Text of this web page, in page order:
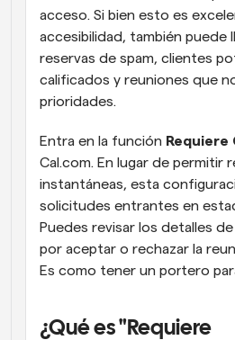
acceso. Si bien esto es
accesibilidad, también puede
reservas de spam, clientes
calificados y reuniones que
prioridades.
Entra en la función
Cal.com. En lugar de permitir
instantáneas, esta
solicitudes entrantes en
Puedes revisar los detalles
por aceptar o rechazar la
Es como tener un portero
¿Qué es "Requiere